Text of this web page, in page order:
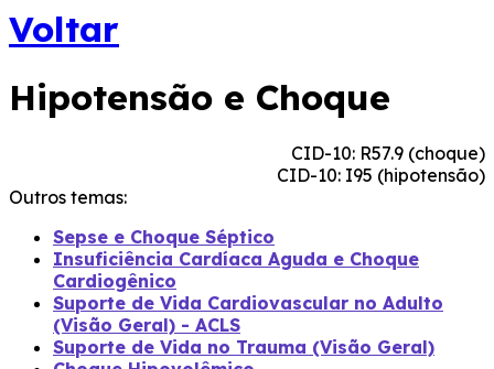
Voltar
Hipotensão e Choque
CID-10: R57.9 (choque)
CID-10: I95 (hipotensão)
Outros temas:
Sepse e Choque Séptico
Insuficiência Cardíaca Aguda e Choque
Cardiogênico
Suporte de Vida Cardiovascular no Adulto
(Visão Geral) - ACLS
Suporte de Vida no Trauma (Visão Geral)